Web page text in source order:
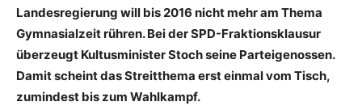
Landesregierung will bis 2016 nicht mehr am Thema
Gymnasialzeit rühren. Bei der SPD-Fraktionsklausur
überzeugt Kultusminister Stoch seine Parteigenossen.
Damit scheint das Streitthema erst einmal vom Tisch,
zumindest bis zum Wahlkampf.